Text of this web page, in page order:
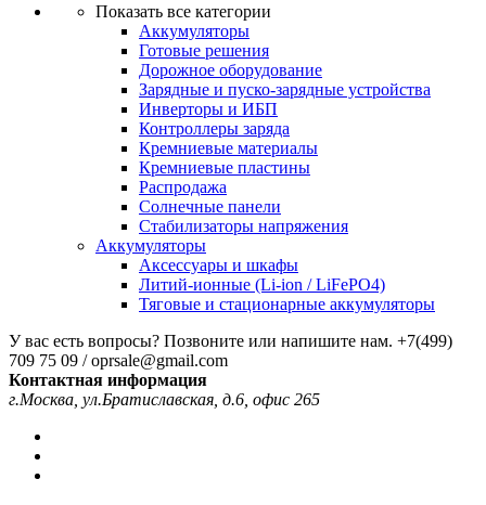
Показать все категории
Аккумуляторы
Готовые решения
Дорожное оборудование
Зарядные и пуско-зарядные устройства
Инверторы и ИБП
Контроллеры заряда
Кремниевые материалы
Кремниевые пластины
Распродажа
Солнечные панели
Стабилизаторы напряжения
Аккумуляторы
Аксессуары и шкафы
Литий-ионные (Li-ion / LiFePO4)
Тяговые и стационарные аккумуляторы
У вас есть вопросы? Позвоните или напишите нам. +7(499)
709 75 09 / oprsale@gmail.com
Контактная информация
г.Москва, ул.Братиславская, д.6, офис 265